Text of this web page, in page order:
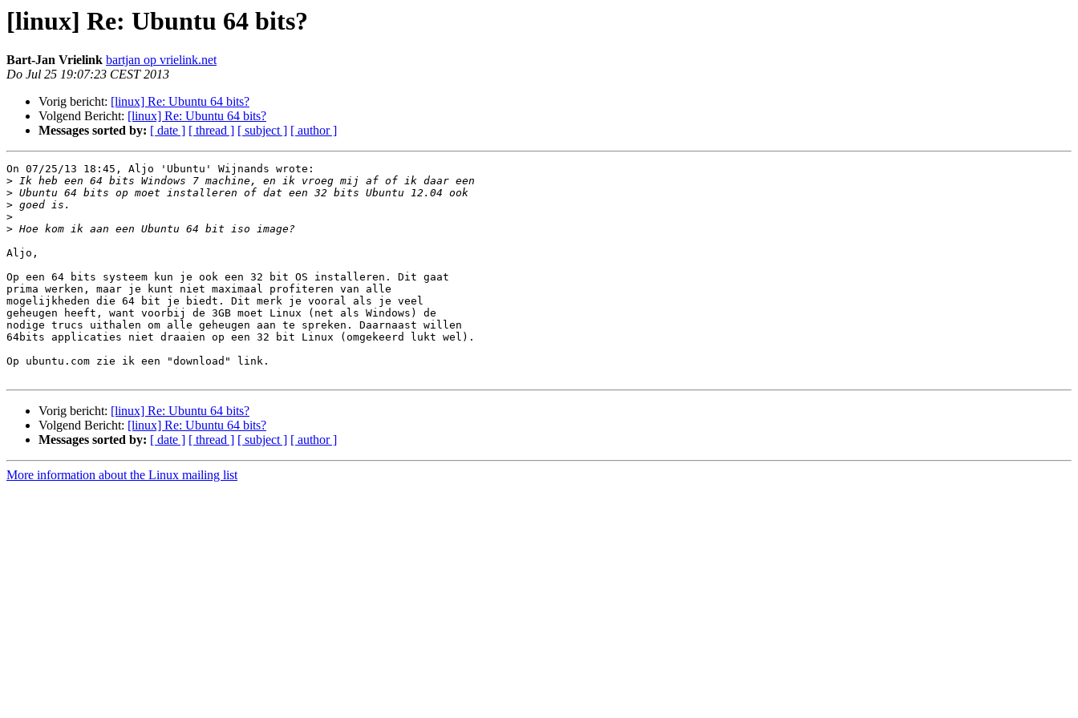
[linux] Re: Ubuntu 64 bits?
Bart-Jan Vrielink bartjan op vrielink.net
Do Jul 25 19:07:23 CEST 2013
Vorig bericht: [linux] Re: Ubuntu 64 bits?
Volgend Bericht: [linux] Re: Ubuntu 64 bits?
Messages sorted by: [ date ] [ thread ] [ subject ] [ author ]
On 07/25/13 18:45, Aljo 'Ubuntu' Wijnands wrote:
>
>
>
>
>
Aljo,
Op een 64 bits systeem kun je ook een 32 bit OS installeren. Dit gaat
prima werken, maar je kunt niet maximaal profiteren van alle
mogelijkheden die 64 bit je biedt. Dit merk je vooral als je veel
geheugen heeft, want voorbij de 3GB moet Linux (net als Windows) de
nodige trucs uithalen om alle geheugen aan te spreken. Daarnaast willen
64bits applicaties niet draaien op een 32 bit Linux (omgekeerd lukt wel).
Op ubuntu.com zie ik een "download" link.
Vorig bericht: [linux] Re: Ubuntu 64 bits?
Volgend Bericht: [linux] Re: Ubuntu 64 bits?
Messages sorted by: [ date ] [ thread ] [ subject ] [ author ]
More information about the Linux mailing list